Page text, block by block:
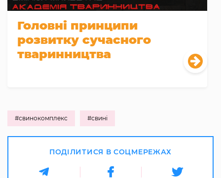
Головні принципи
розвитку сучасного
тваринництва
#свинокомплекс #свині
ПОДІЛИТИСЯ В СОЦМЕРЕЖАХ